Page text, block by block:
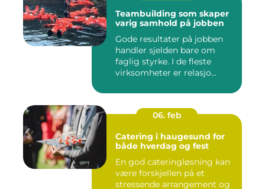
Teambuilding som skaper
varig samhold på jobben
Gode resultater på jobben
handler sjelden bare om
faglig styrke. I de fleste
virksomheter er relasjo...
06. feb
Catering i haugesund for
både hverdag og fest
En god cateringløsning kan
være forskjellen på et
stressende arrangement og